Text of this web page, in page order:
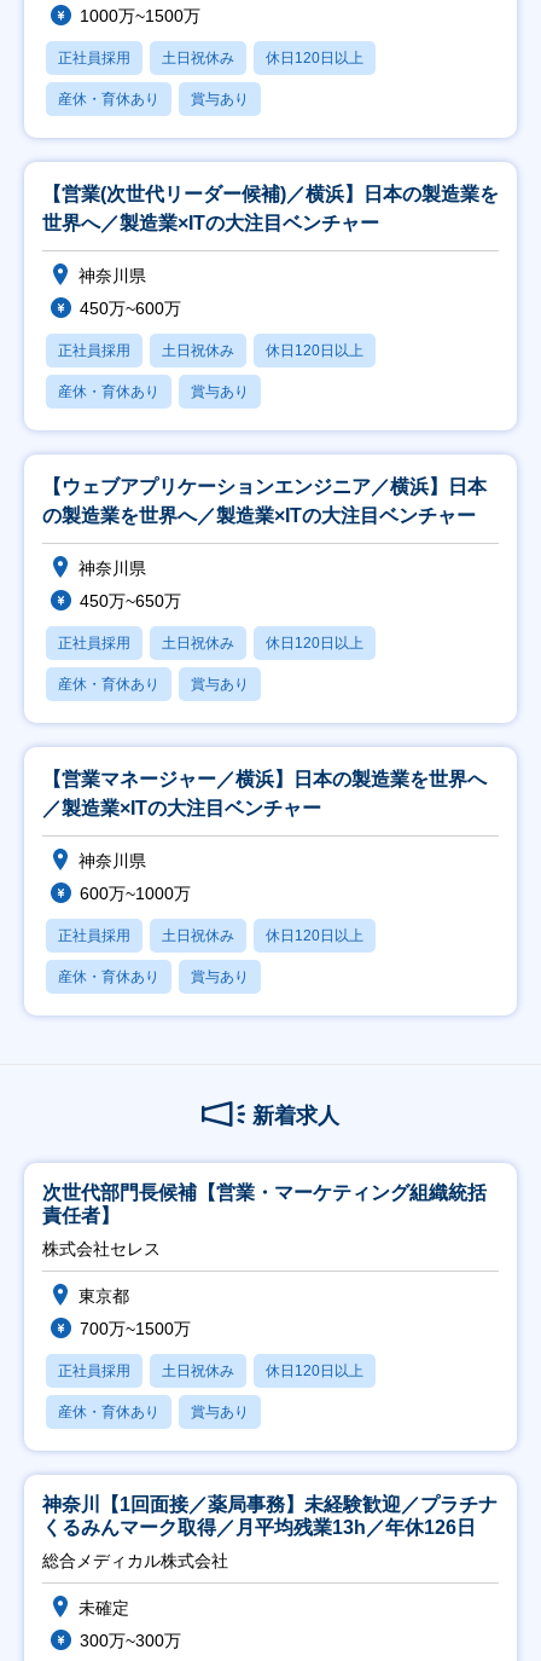
1000万~1500万
正社員採用 土日祝休み 休日120日以上
産休・育休あり 賞与あり
【営業(次世代リーダー候補)／横浜】日本の製造業を
世界へ／製造業×ITの大注目ベンチャー
神奈川県
450万~600万
正社員採用 土日祝休み 休日120日以上
産休・育休あり 賞与あり
【ウェブアプリケーションエンジニア／横浜】日本
の製造業を世界へ／製造業×ITの大注目ベンチャー
神奈川県
450万~650万
正社員採用 土日祝休み 休日120日以上
産休・育休あり 賞与あり
【営業マネージャー／横浜】日本の製造業を世界へ
／製造業×ITの大注目ベンチャー
神奈川県
600万~1000万
正社員採用 土日祝休み 休日120日以上
産休・育休あり 賞与あり
新着求人
次世代部門長候補【営業・マーケティング組織統括
責任者】
株式会社セレス
東京都
700万~1500万
正社員採用 土日祝休み 休日120日以上
産休・育休あり 賞与あり
神奈川【1回面接／薬局事務】未経験歓迎／プラチナ
くるみんマーク取得／月平均残業13h／年休126日
総合メディカル株式会社
未確定
300万~300万